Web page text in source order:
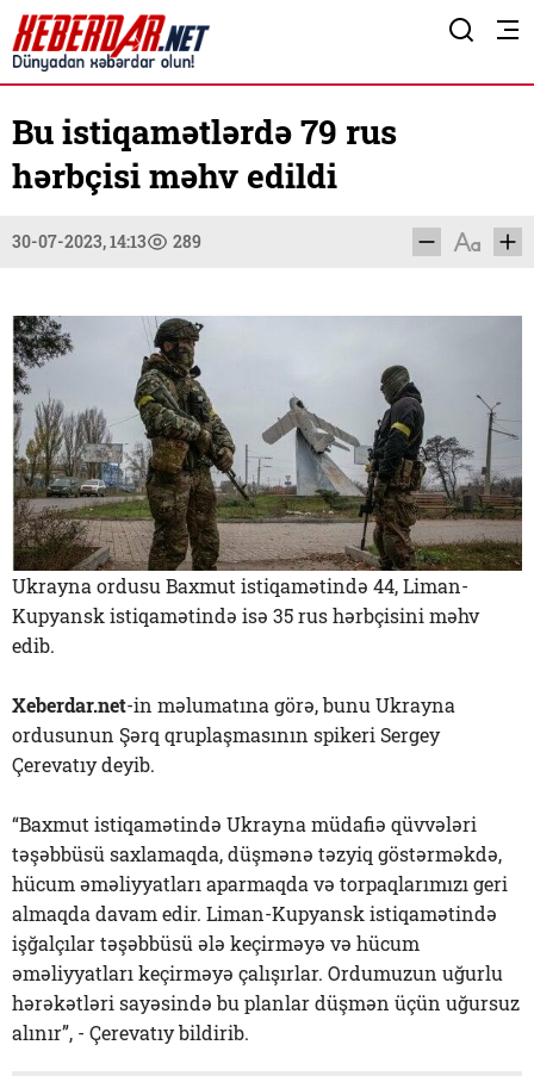
Bu istiqamətlərdə 79 rus
hərbçisi məhv edildi
30-07-2023, 14:13 289
Ukrayna ordusu Baxmut istiqamətində 44, Liman-
Kupyansk istiqamətində isə 35 rus hərbçisini məhv
edib.
Xeberdar.net-in məlumatına görə, bunu Ukrayna
ordusunun Şərq qruplaşmasının spikeri Sergey
Çerevatıy deyib.
“Baxmut istiqamətində Ukrayna müdafiə qüvvələri
təşəbbüsü saxlamaqda, düşmənə təzyiq göstərməkdə,
hücum əməliyyatları aparmaqda və torpaqlarımızı geri
almaqda davam edir. Liman-Kupyansk istiqamətində
işğalçılar təşəbbüsü ələ keçirməyə və hücum
əməliyyatları keçirməyə çalışırlar. Ordumuzun uğurlu
hərəkətləri sayəsində bu planlar düşmən üçün uğursuz
alınır”, - Çerevatıy bildirib.